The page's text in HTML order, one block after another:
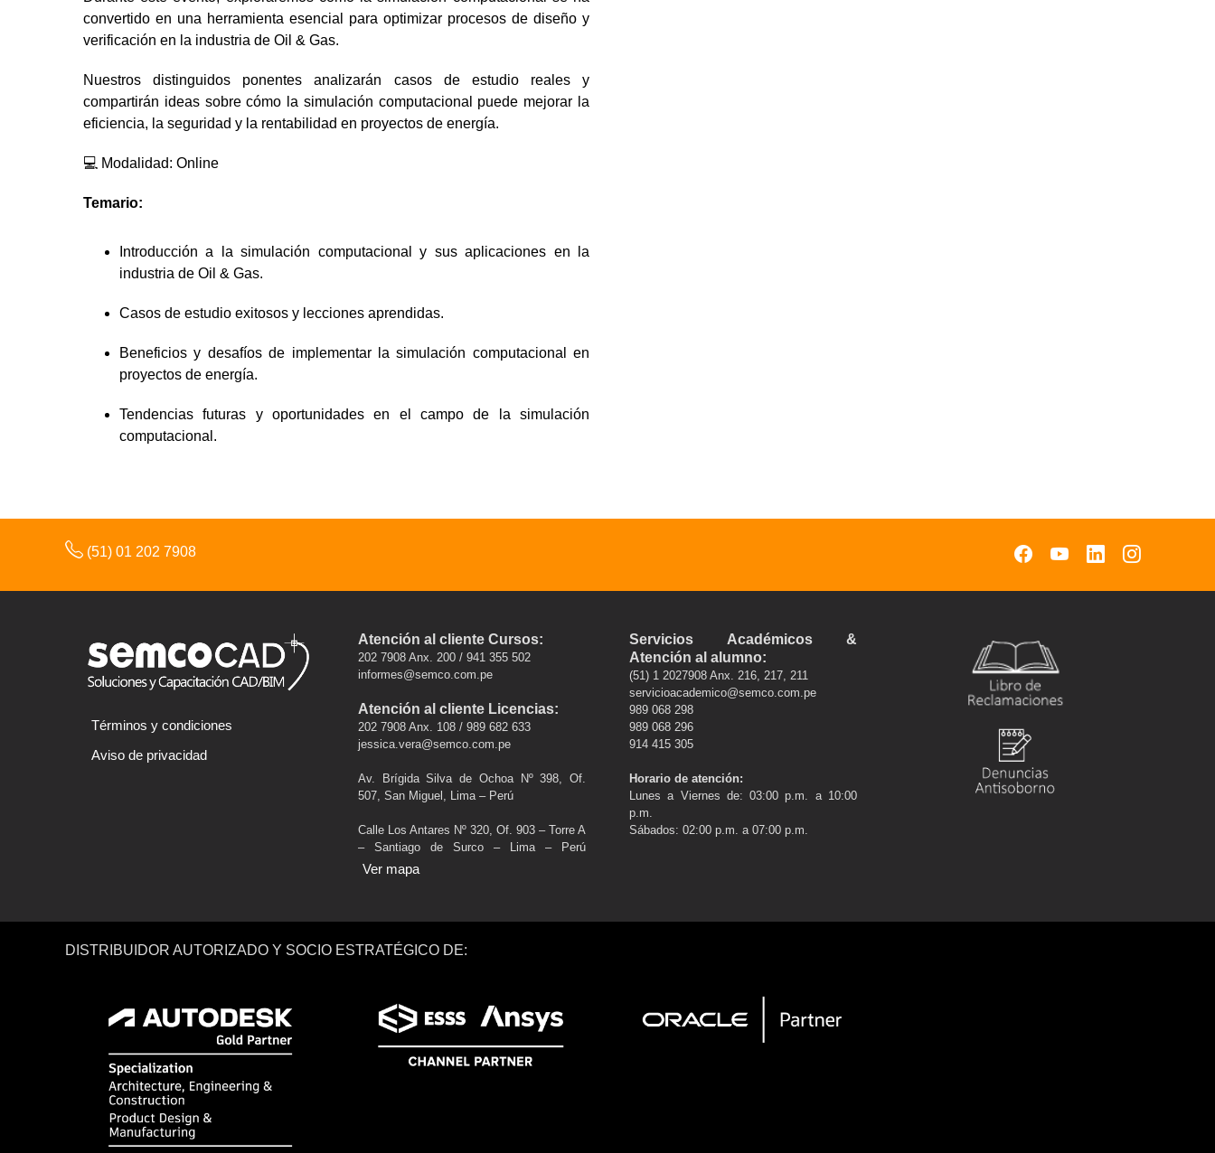
convertido en una herramienta esencial para optimizar procesos de diseño y
verificación en la industria de Oil & Gas.
Nuestros distinguidos ponentes analizarán casos de estudio reales y
compartirán ideas sobre cómo la simulación computacional puede mejorar la
eficiencia, la seguridad y la rentabilidad en proyectos de energía.
💻 Modalidad: Online
Temario:
Introducción a la simulación computacional y sus aplicaciones en la
industria de Oil & Gas.
Casos de estudio exitosos y lecciones aprendidas.
Beneficios y desafíos de implementar la simulación computacional en
proyectos de energía.
Tendencias futuras y oportunidades en el campo de la simulación
computacional.
(51) 01 202 7908
Términos y condiciones
Aviso de privacidad
Atención al cliente Cursos:
202 7908 Anx. 200 / 941 355 502
informes@semco.com.pe
Atención al cliente Licencias:
202 7908 Anx. 108 / 989 682 633
jessica.vera@semco.com.pe
Av. Brígida Silva de Ochoa Nº 398, Of.
507, San Miguel, Lima – Perú
Calle Los Antares Nº 320, Of. 903 – Torre A
– Santiago de Surco – Lima – Perú
Ver mapa
Servicios Académicos &
Atención al alumno:
(51) 1 2027908 Anx. 216, 217, 211
servicioacademico@semco.com.pe
989 068 298
989 068 296
914 415 305
Horario de atención:
Lunes a Viernes de: 03:00 p.m. a 10:00
p.m.
Sábados: 02:00 p.m. a 07:00 p.m.
DISTRIBUIDOR AUTORIZADO Y SOCIO ESTRATÉGICO DE: